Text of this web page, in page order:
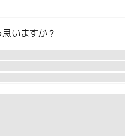
いますか？